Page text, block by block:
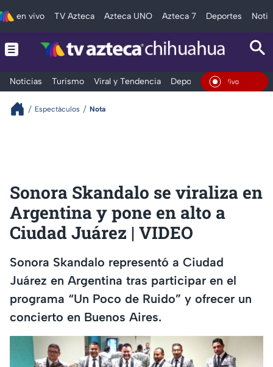
en vivo TV Azteca Azteca UNO Azteca 7 Deportes
Noticias Turismo Viral y Tendencia Deportes Espectáculos
En Vivo
Espectáculos Nota
Sonora Skandalo se viraliza en
Argentina y pone en alto a
Ciudad Juárez | VIDEO
Sonora Skandalo representó a Ciudad
Juárez en Argentina tras participar en el
programa “Un Poco de Ruido” y ofrecer un
concierto en Buenos Aires.